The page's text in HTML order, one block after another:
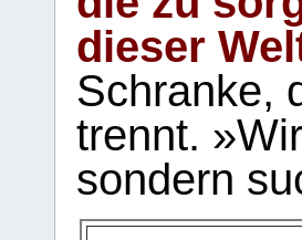
dieser
Schranke,
trennt.
sondern